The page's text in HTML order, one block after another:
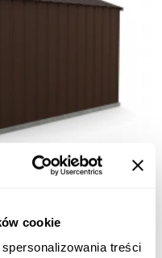
cookie
treści